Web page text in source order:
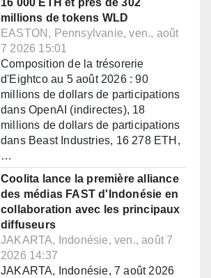
16 000 ETH et près de 302
millions de tokens WLD
EASTON, Pennsylvanie, ven., août
7 2026 15:01
Composition de la trésorerie
d'Eightco au 5 août 2026 : 90
millions de dollars de participations
dans OpenAI (indirectes), 18
millions de dollars de participations
dans Beast Industries, 16 278 ETH,
…
Coolita lance la première alliance
des médias FAST d'Indonésie en
collaboration avec les principaux
diffuseurs
JAKARTA, Indonésie, ven., août 7
2026 14:37
JAKARTA, Indonésie, 7 août 2026